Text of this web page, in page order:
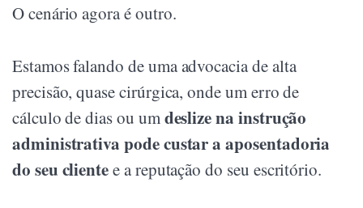
O cenário agora é outro.
Estamos falando de uma advocacia de alta
precisão, quase cirúrgica, onde um erro de
cálculo de dias ou um deslize na instrução
administrativa pode custar a aposentadoria
do seu clientee a reputação do seu escritório.